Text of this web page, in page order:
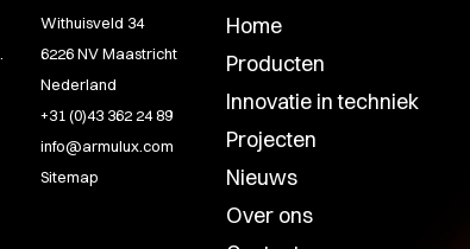
Withuisveld 34
6226 NV Maastricht
Nederland
+31 (0)43 362 24 89
info@armulux.com
Sitemap
Home
Producten
Innovatie in techniek
Projecten
Nieuws
Over ons